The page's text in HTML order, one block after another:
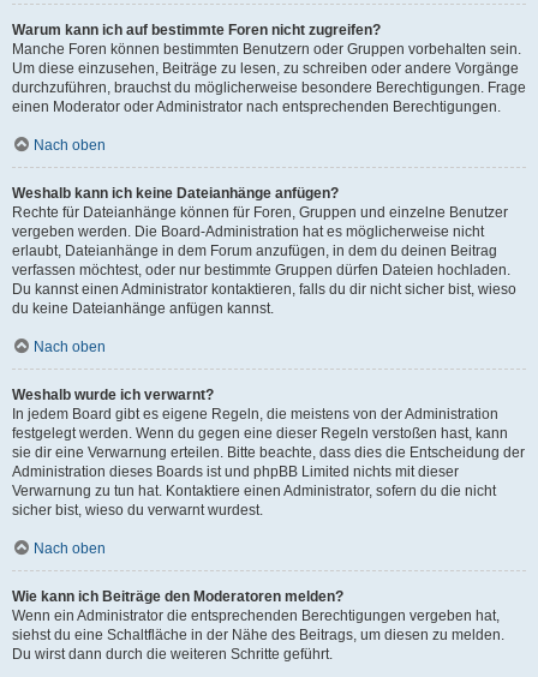
Warum kann ich auf bestimmte Foren nicht zugreifen?
Manche Foren können bestimmten Benutzern oder Gruppen vorbehalten sein.
Um diese einzusehen, Beiträge zu lesen, zu schreiben oder andere Vorgänge
durchzuführen, brauchst du möglicherweise besondere Berechtigungen. Frage
einen Moderator oder Administrator nach entsprechenden Berechtigungen.
Nach oben
Weshalb kann ich keine Dateianhänge anfügen?
Rechte für Dateianhänge können für Foren, Gruppen und einzelne Benutzer
vergeben werden. Die Board-Administration hat es möglicherweise nicht
erlaubt, Dateianhänge in dem Forum anzufügen, in dem du deinen Beitrag
verfassen möchtest, oder nur bestimmte Gruppen dürfen Dateien hochladen.
Du kannst einen Administrator kontaktieren, falls du dir nicht sicher bist, wieso
du keine Dateianhänge anfügen kannst.
Nach oben
Weshalb wurde ich verwarnt?
In jedem Board gibt es eigene Regeln, die meistens von der Administration
festgelegt werden. Wenn du gegen eine dieser Regeln verstoßen hast, kann
sie dir eine Verwarnung erteilen. Bitte beachte, dass dies die Entscheidung der
Administration dieses Boards ist und phpBB Limited nichts mit dieser
Verwarnung zu tun hat. Kontaktiere einen Administrator, sofern du die nicht
sicher bist, wieso du verwarnt wurdest.
Nach oben
Wie kann ich Beiträge den Moderatoren melden?
Wenn ein Administrator die entsprechenden Berechtigungen vergeben hat,
siehst du eine Schaltfläche in der Nähe des Beitrags, um diesen zu melden.
Du wirst dann durch die weiteren Schritte geführt.